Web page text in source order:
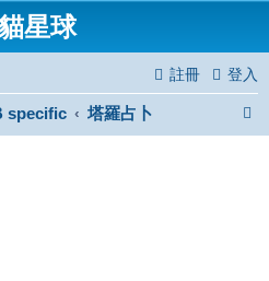
星球
登入
註冊
specific 塔羅占卜